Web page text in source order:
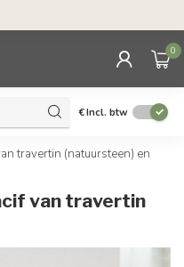
0
€Incl. btw
travertin (natuursteen) en
van travertin